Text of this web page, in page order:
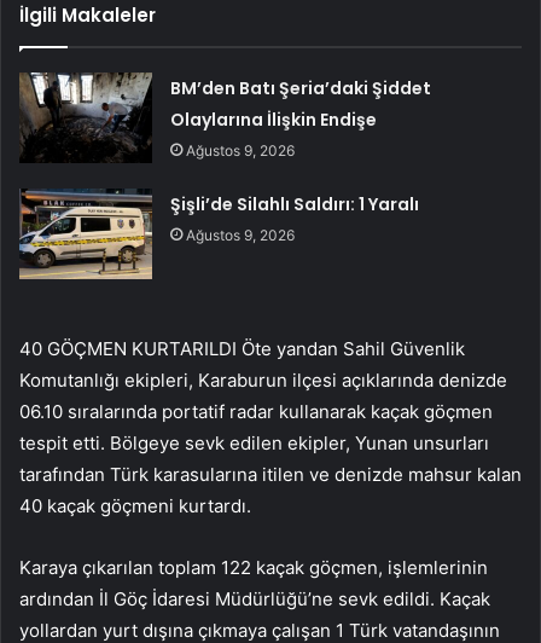
İlgili Makaleler
BM’den Batı Şeria’daki Şiddet
Olaylarına İlişkin Endişe
Ağustos 9, 2026
Şişli’de Silahlı Saldırı: 1 Yaralı
Ağustos 9, 2026
40 GÖÇMEN KURTARILDI Öte yandan Sahil Güvenlik
Komutanlığı ekipleri, Karaburun ilçesi açıklarında denizde
06.10 sıralarında portatif radar kullanarak kaçak göçmen
tespit etti. Bölgeye sevk edilen ekipler, Yunan unsurları
tarafından Türk karasularına itilen ve denizde mahsur kalan
40 kaçak göçmeni kurtardı.
Karaya çıkarılan toplam 122 kaçak göçmen, işlemlerinin
ardından İl Göç İdaresi Müdürlüğü’ne sevk edildi. Kaçak
yollardan yurt dışına çıkmaya çalışan 1 Türk vatandaşının